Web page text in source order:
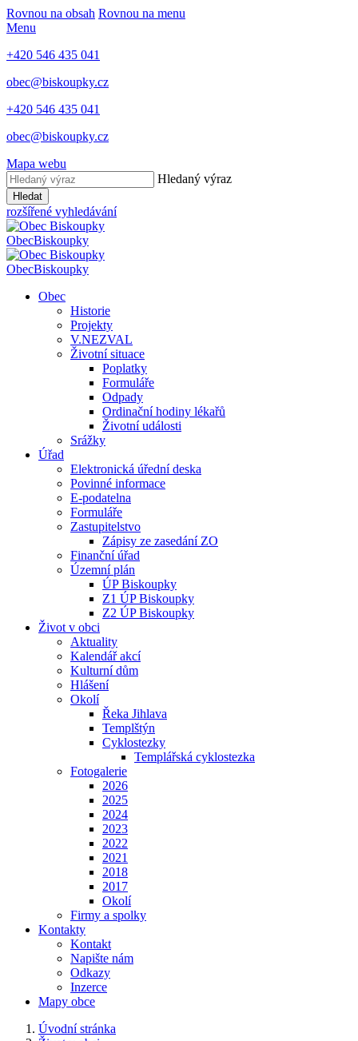
Rovnou na obsah Rovnou na menu
Menu
+420 546 435 041
obec@biskoupky.cz
+420 546 435 041
obec@biskoupky.cz
Mapa webu
Hledaný výraz
Hledat
rozšířené vyhledávání
ObecBiskoupky
ObecBiskoupky
Obec
Historie
Projekty
V.NEZVAL
Životní situace
Poplatky
Formuláře
Odpady
Ordinační hodiny lékařů
Životní události
Srážky
Úřad
Elektronická úřední deska
Povinné informace
E-podatelna
Formuláře
Zastupitelstvo
Zápisy ze zasedání ZO
Finanční úřad
Územní plán
ÚP Biskoupky
Z1 ÚP Biskoupky
Z2 ÚP Biskoupky
Život v obci
Aktuality
Kalendář akcí
Kulturní dům
Hlášení
Okolí
Řeka Jihlava
Templštýn
Cyklostezky
Templářská cyklostezka
Fotogalerie
2026
2025
2024
2023
2022
2021
2018
2017
Okolí
Firmy a spolky
Kontakty
Kontakt
Napište nám
Odkazy
Inzerce
Mapy obce
Úvodní stránka